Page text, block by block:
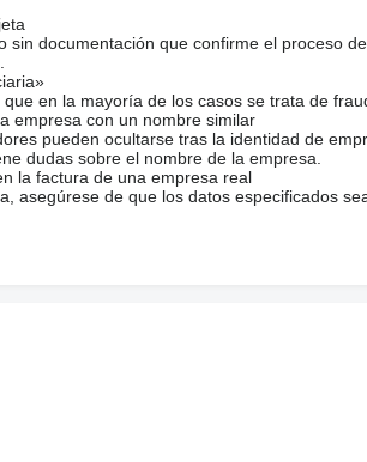
sin documentación que confirme el proceso
en la mayoría de los casos se trata de
empresa con un nombre similar
pueden ocultarse tras la identidad de
dudas sobre el nombre de la empresa.
la factura de una empresa real
asegúrese de que los datos especificados